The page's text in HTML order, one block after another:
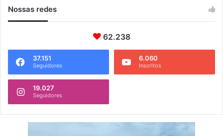
Nossas redes
62.238
37.151
Seguidores
6.060
Inscritos
19.027
Seguidores